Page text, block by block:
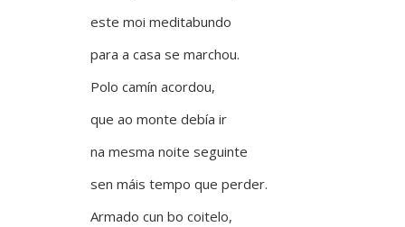
este moi meditabundo
para a casa se marchou.
Polo camín acordou,
que ao monte debía ir
na mesma noite seguinte
sen máis tempo que perder.
Armado cun bo coitelo,